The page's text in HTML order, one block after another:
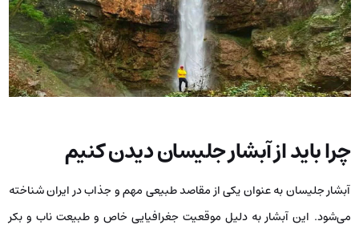
چرا باید از آبشار جلیسان دیدن کنیم
آبشار جلیسان به عنوان یکی از مقاصد طبیعی مهم و جذاب در ایران شناخته
می‌شود. این آبشار به دلیل موقعیت جغرافیایی خاص و طبیعت ناب و بکر